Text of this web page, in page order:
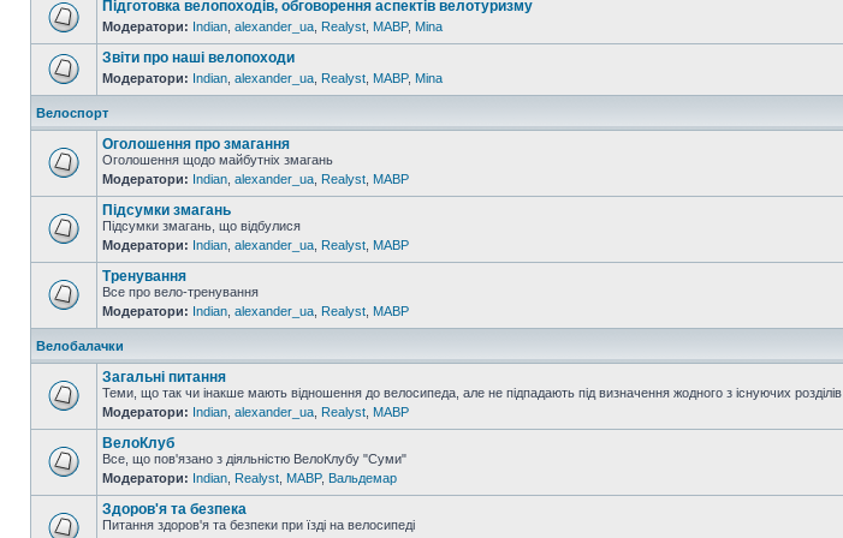
Підготовка велопоходів, обговорення аспектів велотуризму
Модератори: Indian alexander_ua Realyst MABP, Mina
Звіти про наші велопоходи
Модератори: Indian alexander_ua Realyst MABP, Mina
Велоспорт
Оголошення про змагання
Оголошення щодо майбутніх змагань
Модератори: Indian alexander_ua Realyst MABP
Підсумки змагань
Підсумки змагань, що відбулися
Модератори: Indian alexander_ua Realyst MABP
Тренування
Все про вело-тренування
Модератори: Indian alexander_ua Realyst MABP
Велобалачки
Загальні питання
Теми, що так чи інакше мають відношення до велосипеда, але не підпадають під визначення жодного з існуючих розділів
Модератори: Indian alexander_ua Realyst MABP
ВелоКлуб
Все, що пов'язано з діяльністю ВелоКлубу "Суми"
Модератори: Indian Realyst MABP, Вальдемар
Здоров'я та безпека
Питання здоров'я та безпеки при їзді на велосипеді